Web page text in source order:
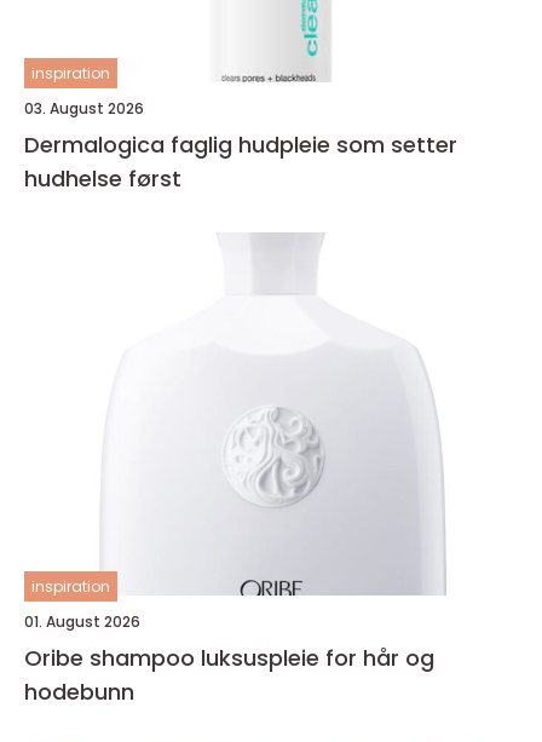
inspiration
03. August 2026
Dermalogica faglig hudpleie som setter
hudhelse først
inspiration
01. August 2026
Oribe shampoo luksuspleie for hår og
hodebunn